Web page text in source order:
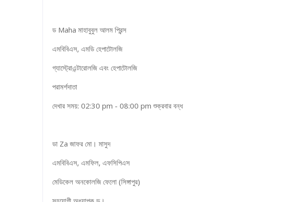
ড Maha মাহাবুবুল আলম প্রিন্স
এমবিবিএস, এমডি হেপাটোলজি
গ্যাস্ট্রোএন্টারোলজি এবং হেপাটোলজি
পরামর্শদাতা
দেখার সময়: 02:30 pm - 08:00 pm শুক্রবার বন্ধ
ডা Za জাফর মো। মাসুদ
এমবিবিএস, এমফিল, এফসিপিএস
মেডিকেল অনকোলজি ফেলো (সিঙ্গাপুর)